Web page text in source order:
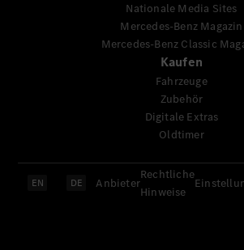
Nationale Media Sites
Mercedes-Benz Magazin
Mercedes-Benz Classic
Kaufen
Fahrzeuge
Zubehör
Digitale Extras
Oldtimer
EN DE Anbieter
Rechtliche
Hinweise